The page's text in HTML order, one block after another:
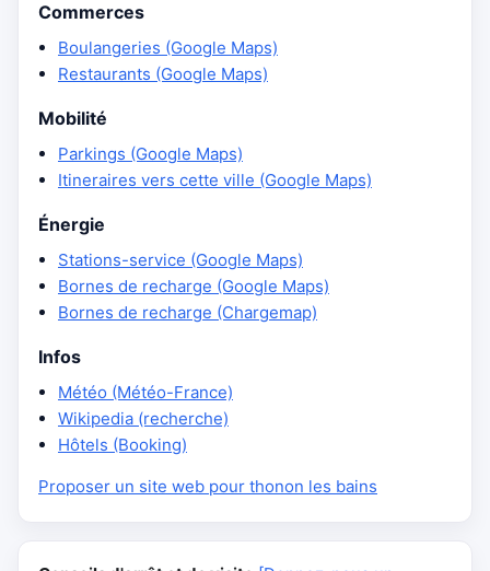
Commerces
Boulangeries (Google Maps)
Restaurants (Google Maps)
Mobilité
Parkings (Google Maps)
Itineraires vers cette ville (Google Maps)
Énergie
Stations-service (Google Maps)
Bornes de recharge (Google Maps)
Bornes de recharge (Chargemap)
Infos
Météo (Météo-France)
Wikipedia (recherche)
Hôtels (Booking)
Proposer un site web pour thonon les bains